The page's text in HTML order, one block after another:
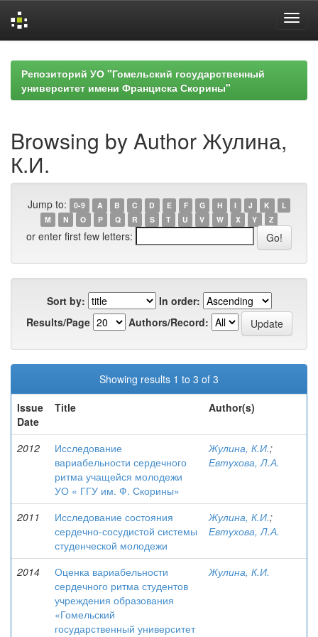
navigationРепозиторий УО "Гомельский государственный
университет имени Франциска Скорины"
Browsing by Author Жулина,
К.И.
Jump to: 0-9 A B C D E F G H I J K
L
M
N O P Q R S T U V W X Y Z
or enter first few letters:
Sort by:
In order:
Results/Page
Authors/Record:
Showing results 1 to 3 of 3
Issue
Date
Title Author(s)
2012
Исследование
вариабельности сердечного
ритма учащейся молодежи
УО « ГГУ им. Ф. Скорины»
Жулина, К.И.;
Евтухова, Л.А.
2011
Исследование состояния
сердечно-сосудистой системы
студенческой молодежи
Жулина, К.И.;
Евтухова, Л.А.
2014
Оценка вариабельности
сердечного ритма студентов
учреждения образования
«Гомельский
государственный университет
Жулина, К.И.